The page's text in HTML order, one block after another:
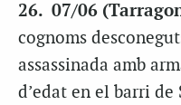
26. 07/06
cognoms
assassinada amb
d’edat en el barri de